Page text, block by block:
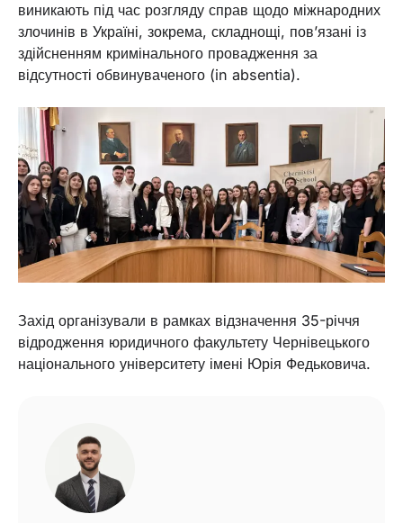
виникають під час розгляду справ щодо міжнародних
злочинів в Україні, зокрема, складнощі, пов’язані із
здійсненням кримінального провадження за
відсутності обвинуваченого (in absentia).
Захід організували в рамках відзначення 35-річчя
відродження юридичного факультету Чернівецького
національного університету імені Юрія Федьковича.